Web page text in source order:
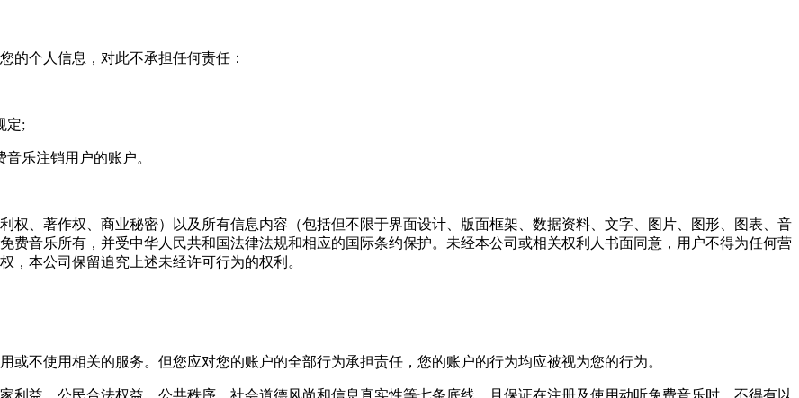
的个人信息，对此不承担任何责任：
定;
乐注销用户的账户。
权、著作权、商业秘密）以及所有信息内容（包括但不限于界面设计、版面框架、数据资料、文字、图片、图形、图表、音
费音乐所有，并受中华人民共和国法律法规和相应的国际条约保护。未经本公司或相关权利人书面同意，用户不得为任何营
，本公司保留追究上述未经许可行为的权利。
不使用相关的服务。但您应对您的账户的全部行为承担责任，您的账户的行为均应被视为您的行为。
利益、公民合法权益、公共秩序、社会道德风尚和信息真实性等七条底线，且保证在注册及使用动听免费音乐时，不得有以